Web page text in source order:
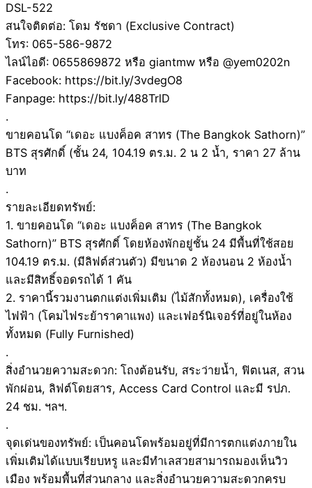
DSL-522
สนใจติดต่อ: โดม รัชดา (Exclusive Contract)
โทร: 065-586-9872
ไลน์ไอดี: 0655869872 หรือ giantmw หรือ @yem0202n
Facebook: https://bit.ly/3vdegO8
Fanpage: https://bit.ly/488TrlD
.
ขายคอนโด “เดอะ แบงค็อค สาทร (The Bangkok Sathorn)”
BTS สุรศักดิ์ (ชั้น 24, 104.19 ตร.ม. 2 น 2 น้ำ, ราคา 27 ล้าน
บาท
.
รายละเอียดทรัพย์:
1. ขายคอนโด “เดอะ แบงค็อค สาทร (The Bangkok
Sathorn)” BTS สุรศักดิ์ โดยห้องพักอยู่ชั้น 24 มีพื้นที่ใช้สอย
104.19 ตร.ม. (มีลิฟต์ส่วนตัว) มีขนาด 2 ห้องนอน 2 ห้องน้ำ
และมีสิทธิ์จอดรถได้ 1 คัน
2. ราคานี้รวมงานตกแต่งเพิ่มเติม (ไม้สักทั้งหมด), เครื่องใช้
ไฟฟ้า (โคมไฟระย้าราคาแพง) และเฟอร์นิเจอร์ที่อยู่ในห้อง
ทั้งหมด (Fully Furnished)
.
สิ่งอำนวยความสะดวก: โถงต้อนรับ, สระว่ายน้ำ, ฟิตเนส, สวน
พักผ่อน, ลิฟต์โดยสาร, Access Card Control และมี รปภ.
24 ชม. ฯลฯ.
.
จุดเด่นของทรัพย์: เป็นคอนโดพร้อมอยู่ที่มีการตกแต่งภายใน
เพิ่มเติมได้แบบเรียบหรู และมีทำเลสวยสามารถมองเห็นวิว
เมือง พร้อมพื้นที่ส่วนกลาง และสิ่งอำนวยความสะดวกครบ